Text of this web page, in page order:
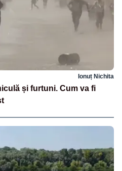
Ionuț Nichita
și furtuni. Cum va fi